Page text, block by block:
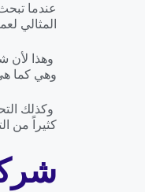
عندما
المثالي
وهذا لأن
وهي كما هي
وكذلك
كثيراً من